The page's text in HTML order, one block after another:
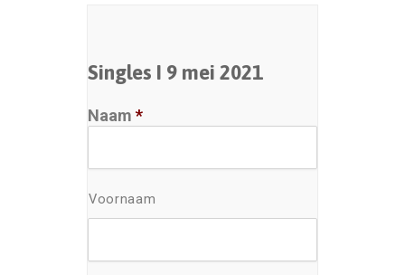
Singles I 9 mei 2021
Naam *
Voornaam